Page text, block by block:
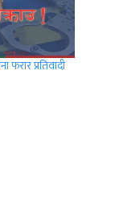
प्रतिवादी